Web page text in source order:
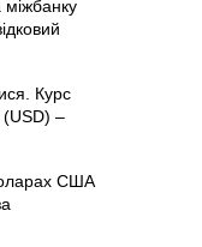
Курс
(USD) –
США